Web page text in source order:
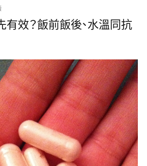
效？飯前飯後、水溫同抗